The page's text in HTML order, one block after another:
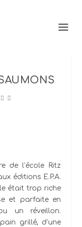
de l’école Ritz
éditions E.P.A.
était trop riche
et parfaite en
un réveillon.
grillé, d’une